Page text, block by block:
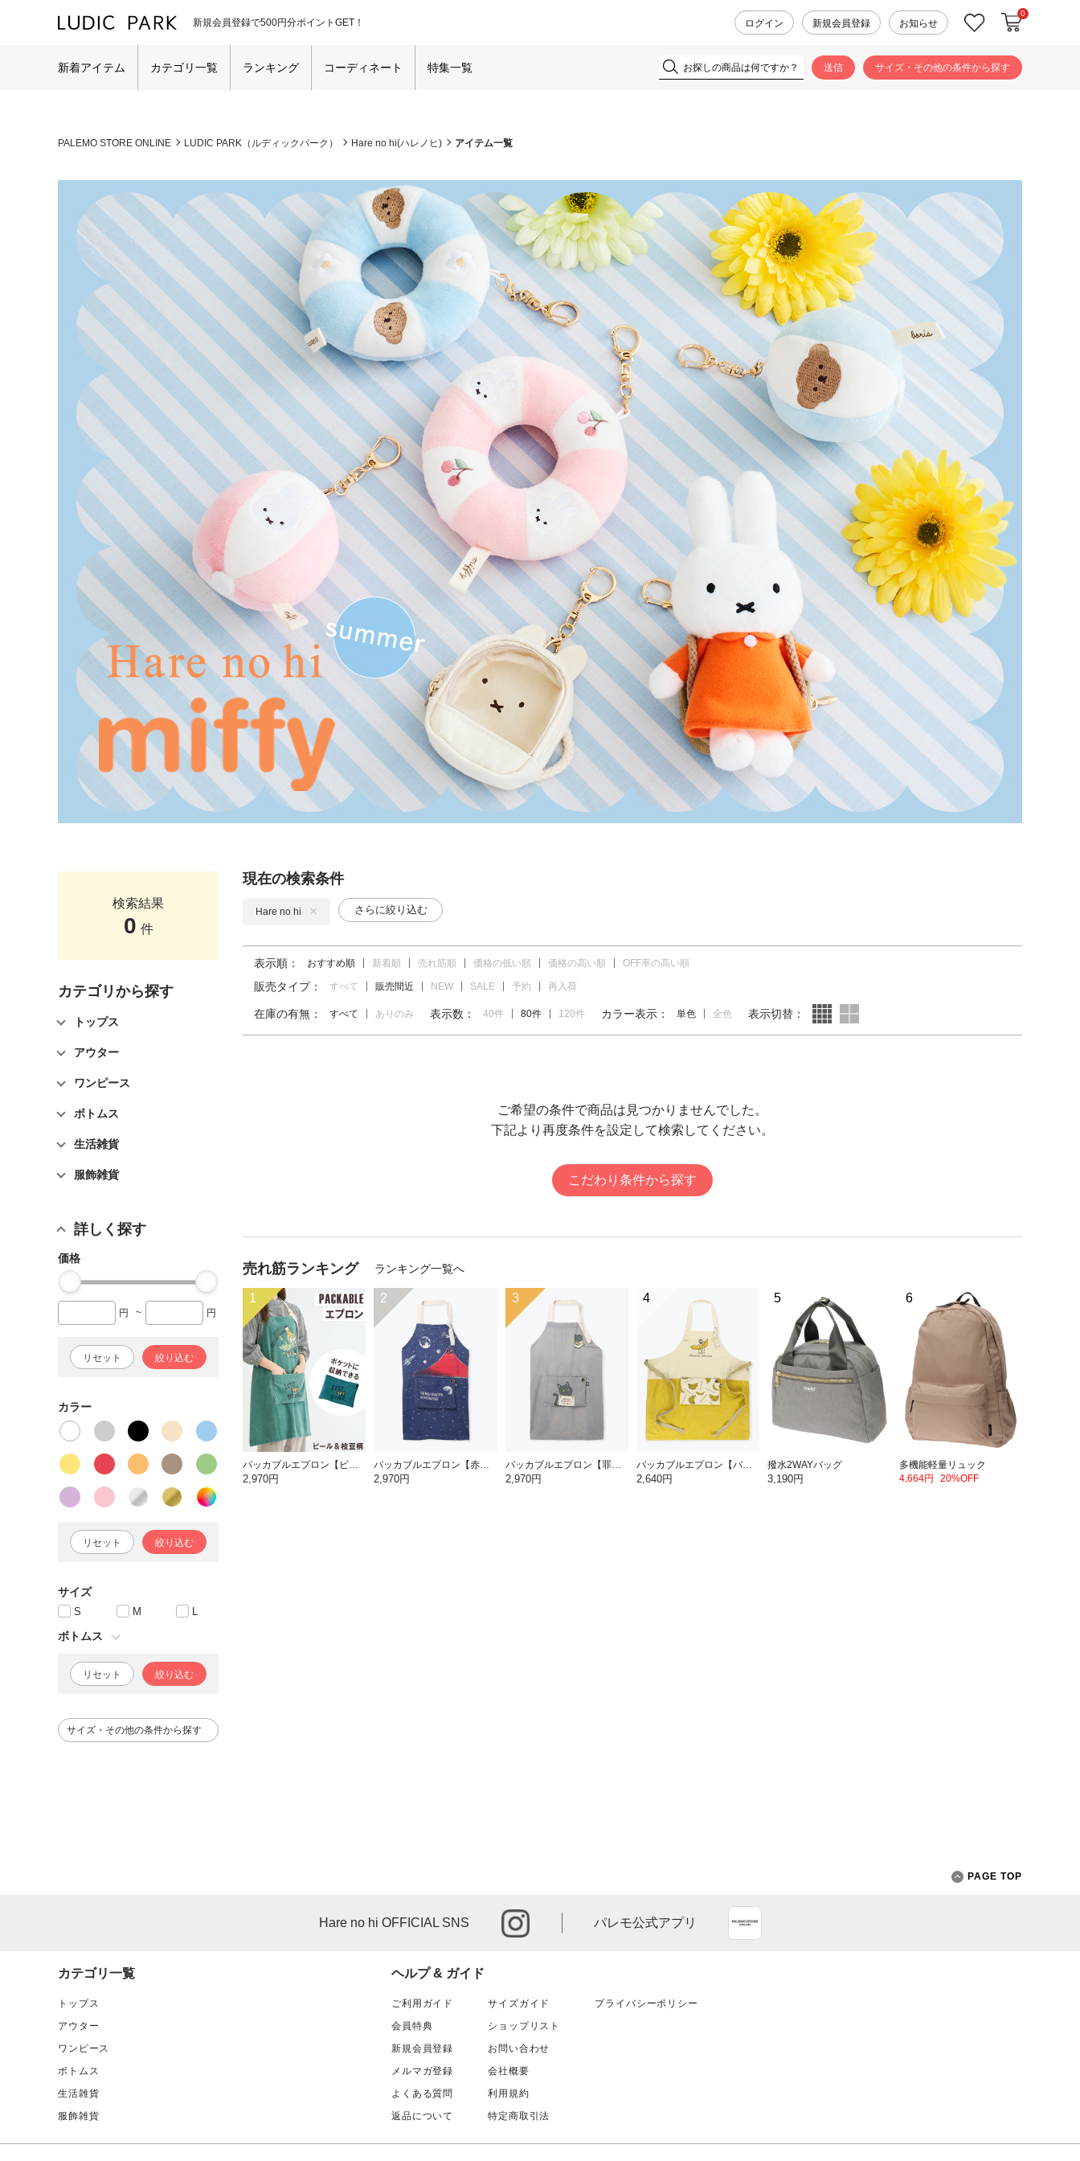
新規会員登録で500円分ポイントGET！ ログイン 新規会員登録 お知らせ お気に入りカートに入
0
新着アイテム カテゴリ一覧 ランキング コーディネート 特集一覧 サイズ・その他の条件から探す
PALEMO STORE ONLINE LUDIC PARK（ルディックパーク） Hare no hi(ハレノヒ) アイテム一覧
検索結果
0 件
カテゴリから探す
トップス
アウター
ワンピース
ボトムス
生活雑貨
服飾雑貨
詳しく探す
価格
円 ~ 円
リセット 絞り込む
カラー
リセット 絞り込む
サイズ
S M L
ボトムス
リセット 絞り込む
サイズ・その他の条件から探す
現在の検索条件
Hare no hi さらに絞り込む
表示順： おすすめ順 新着順 売れ筋順 価格の低い順 価格の高い順 OFF率の高い順
販売タイプ： すべて 販売間近 NEW SALE 予約 再入荷
在庫の有無： すべて ありのみ 表示数： 40件 80件 120件 カラー表示： 単色 全色 表示切替：
ご希望の条件で商品は見つかりませんでした。
下記より再度条件を設定して検索してください。
こだわり条件から探す
売れ筋ランキング ランキング一覧へ
1
パッカブルエプロン【ビール＆枝豆】
2,970円
2
パッカブルエプロン【赤富士】
2,970円
3
パッカブルエプロン【罪深ネコ】
2,970円
4
パッカブルエプロン【バナナ】
2,640円
5
撥水2WAYバッグ
3,190円
6
多機能軽量リュック
4,664円
20%OFF
PAGE TOP
Hare no hi OFFICIAL SNS
instagram
パレモ公式アプリ
カテゴリ一覧
トップス
アウター
ワンピース
ボトムス
生活雑貨
服飾雑貨
ヘルプ & ガイド
ご利用ガイド
会員特典
新規会員登録
メルマガ登録
よくある質問
返品について
サイズガイド
ショップリスト
お問い合わせ
会社概要
利用規約
特定商取引法
プライバシーポリシー